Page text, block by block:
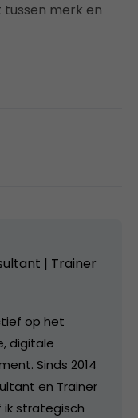
merk en
| Trainer
op het
digitale
Sinds 2014
en Trainer
ik strategisch